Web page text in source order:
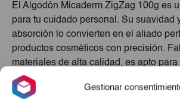
Gestionar
El Algodón Micaderm ZigZag 100g es
para tu cuidado personal. Su suavidad
absorción lo convierten en el aliado
productos cosméticos con precisión.
materiales de alta calidad, es apto
brindando la delicadeza y eficacia que
día a día.